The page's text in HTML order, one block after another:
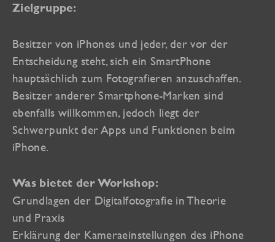
Zielgruppe:
Besitzer von iPhones und jeder, der vor der
Entscheidung steht, sich ein SmartPhone
hauptsächlich zum Fotografieren anzuschaffen.
Besitzer anderer Smartphone-Marken sind
ebenfalls willkommen, jedoch liegt der
Schwerpunkt der Apps und Funktionen beim
iPhone.
Was bietet der Workshop:
Grundlagen der Digitalfotografie in Theorie
und Praxis
Erklärung der Kameraeinstellungen des iPhone